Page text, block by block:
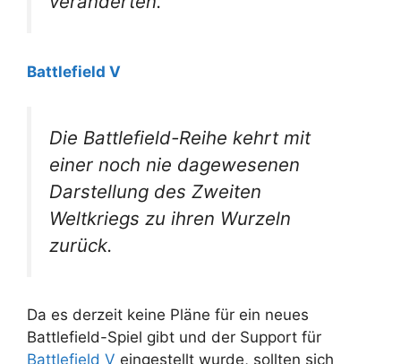
Battlefield V
Die Battlefield-Reihe kehrt mit
einer noch nie dagewesenen
Darstellung des Zweiten
Weltkriegs zu ihren Wurzeln
zurück.
Da es derzeit keine Pläne für ein neues
Battlefield-Spiel gibt und der Support für
Battlefield V eingestellt wurde, sollten sich